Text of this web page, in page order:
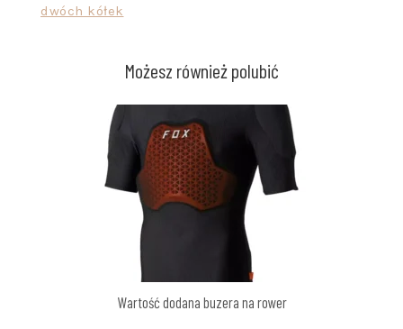
dwóch kółek
Możesz również polubić
Wartość dodana buzera na rower